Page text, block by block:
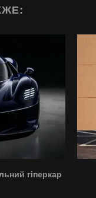
гіперкар